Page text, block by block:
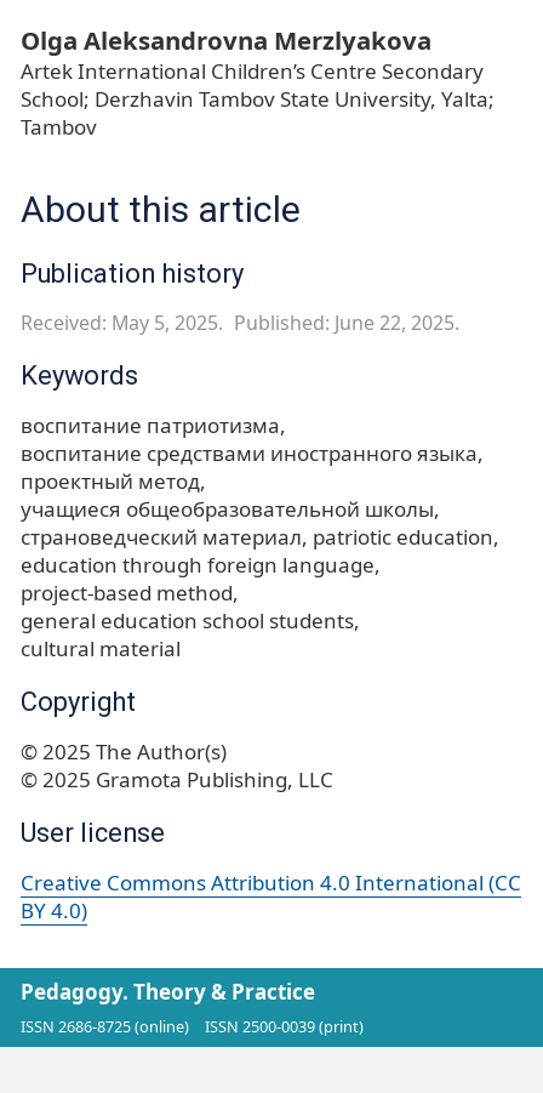
Olga Aleksandrovna Merzlyakova
Artek International Children’s Centre Secondary
School; Derzhavin Tambov State University, Yalta;
Tambov
About this article
Publication history
Received: May 5, 2025. Published: June 22, 2025.
Keywords
воспитание патриотизма
воспитание средствами иностранного языка
проектный метод
учащиеся общеобразовательной школы
страноведческий материал patriotic education
education through foreign language
project-based method
general education school students
cultural material
Copyright
© 2025 The Author(s)
© 2025 Gramota Publishing, LLC
User license
Creative Commons Attribution 4.0 International (CC
BY 4.0)
Pedagogy. Theory & Practice
ISSN 2686-8725 (online) ISSN 2500-0039 (print)